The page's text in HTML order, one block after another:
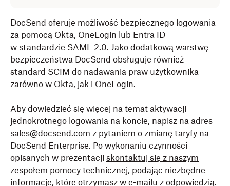
DocSend oferuje możliwość bezpiecznego logowania
za pomocą Okta, OneLogin lub Entra ID
w standardzie SAML 2.0. Jako dodatkową warstwę
bezpieczeństwa DocSend obsługuje również
standard SCIM do nadawania praw użytkownika
zarówno w Okta, jak i OneLogin.
Aby dowiedzieć się więcej na temat aktywacji
jednokrotnego logowania na koncie, napisz na adres
sales@docsend.com z pytaniem o zmianę taryfy na
DocSend Enterprise. Po wykonaniu czynności
opisanych w prezentacji skontaktuj się z naszym
zespołem pomocy technicznej, podając niezbędne
informacje, które otrzymasz w e-mailu z odpowiedzią.